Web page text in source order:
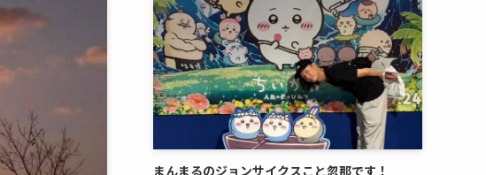
まんまるのジョンサイクスこと忽那です！